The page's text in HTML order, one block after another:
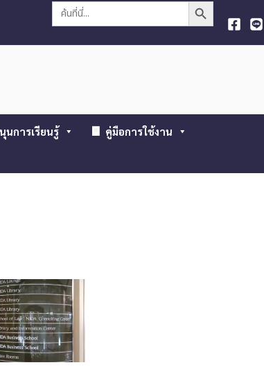
Search
การเรียนรู้ คู่มือการใช้งาน